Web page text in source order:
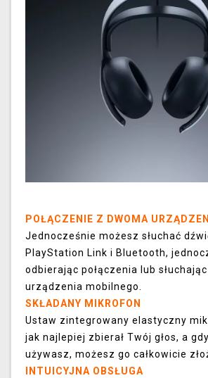
POŁĄCZENIE Z DWOMA
Jednocześnie możesz słuchać
PlayStation Link i Bluetooth,
odbierając połączenia lub
urządzenia mobilnego.
SKŁADANY MIKROFON
Ustaw zintegrowany elastyczny
jak najlepiej zbierał Twój głos, a
używasz, możesz go całkowicie
INTUICYJNA OBSŁUGA